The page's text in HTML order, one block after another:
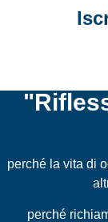
perché la vita di
perché